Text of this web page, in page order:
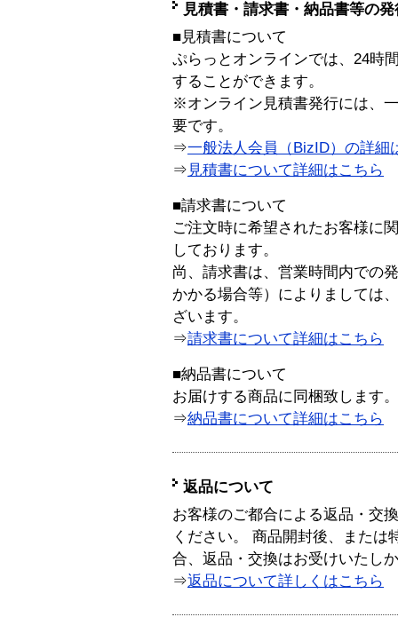
見積書・請求書・納品書等の
■見積書について
ぷらっとオンラインでは、24時
することができます。
※オンライン見積書発行には、
要です。
⇒一般法人会員（BizID）の詳細
⇒ 見積書について詳細はこちら
■請求書について
ご注文時に希望されたお客様に
しております。
尚、請求書は、営業時間内での
かかる場合等）によりましては
ざいます。
⇒請求書について詳細はこちら
■納品書について
お届けする商品に同梱致します。
⇒納品書について詳細はこちら
返品について
お客様のご都合による返品・交
ください。 商品開封後、または
合、返品・交換はお受けいたし
⇒返品について詳しくはこちら